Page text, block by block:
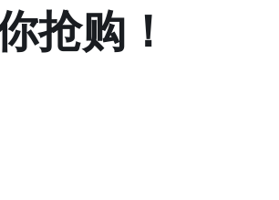
抢购！